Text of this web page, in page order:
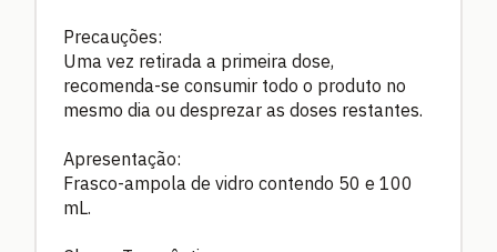
Precauções:
Uma vez retirada a primeira dose,
recomenda-se consumir todo o produto no
mesmo dia ou desprezar as doses restantes.
Apresentação:
Frasco-ampola de vidro contendo 50 e 100
mL.